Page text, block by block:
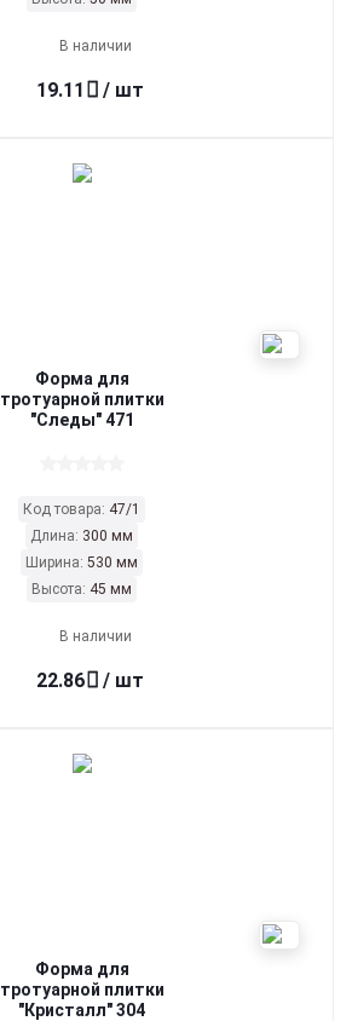
В наличии
19.11 / шт
Форма для
тротуарной плитки
"Следы" 471
Код товара: 47/1
Длина: 300 мм
Ширина: 530 мм
Высота: 45 мм
В наличии
22.86 / шт
Форма для
тротуарной плитки
"Кристалл" 304